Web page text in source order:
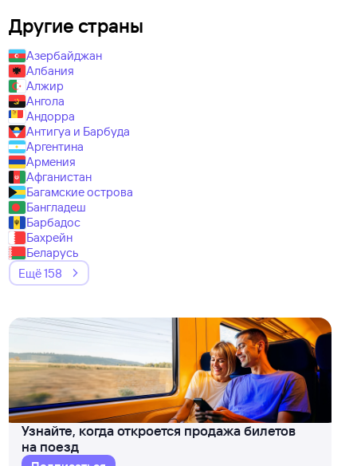
Другие страны
Азербайджан
Албания
Алжир
Ангола
Андорра
Антигуа и Барбуда
Аргентина
Армения
Афганистан
Багамские острова
Бангладеш
Барбадос
Бахрейн
Беларусь
Ещё 158
Узнайте, когда откроется продажа билетов
на поезд